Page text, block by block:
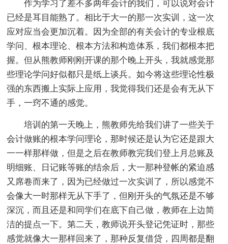
作为学习了差不多两年会计的我们，可以说对会计
已经是耳目能熟了。相比于大一的那一次实训，这一次
应对应当会更加沉着。因为全部的有关会计的专业根底
学问、根本理论、根本方法和构造体系，我们都根本把
握。但从熊教师刚刚开课的那个晚上开头，我就感觉那
些理论学问好似都只是纸上谈兵。如今将这些理论性极
强的东西搬上实际上应用，我觉得我们还是会有无从下
手，一窍不通的感觉。
培训的第一天晚上，熊教师先给我们讲了一些关于
会计做账的根本学问理论，那时候还是认为它还是跟大
一一样那样做，但是之后在教师教完我们登上月总账及
明细账、日记账等账的结余后，大一那种登帐的紧迫感
又席卷而来了，因为已经做过一次实训了，所以感觉不
会像大一时那样无从下手了，但刚开头的气氛还是不够
深沉，而且还是和同学们在底下自己做，教师在上边简
洁的提点一下。第二天，教师说开头登记凭证时，那些
感觉就像大一那样回来了，那种反复借贷，四周都是翻